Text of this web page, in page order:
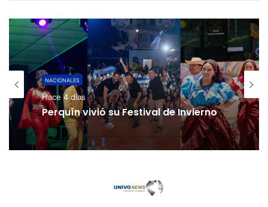
NACIONALES
Hace 4 días
NACIONALES
Hace 5 días
Cinco planes diferentes para
aprovechar la semana agostina